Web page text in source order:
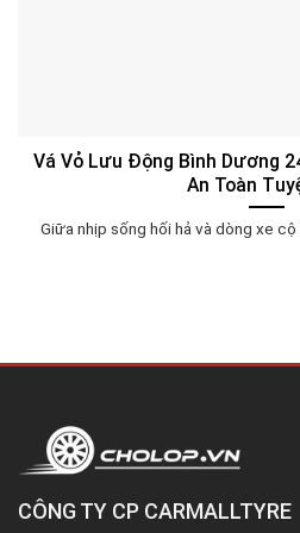
Vá Vỏ Lưu Động Bình Dương
An Toàn
Giữa nhịp sống hối hả và dòng xe cộ
CÔNG TY CP CARMALLTYRE